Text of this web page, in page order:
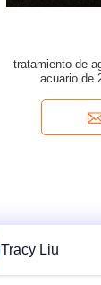
tratamiento de
acuario de
Tracy Liu